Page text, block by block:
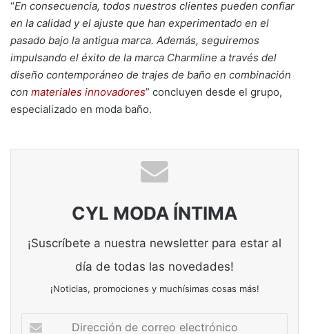
“En consecuencia, todos nuestros clientes pueden confiar
en la calidad y el ajuste que han experimentado en el
pasado bajo la antigua marca. Además, seguiremos
impulsando el éxito de la marca Charmline a través del
diseño contemporáneo de trajes de baño en combinación
con materiales innovadores” concluyen desde el grupo,
especializado en moda baño.
CYL MODA ÍNTIMA
¡Suscríbete a nuestra newsletter para estar al
día de todas las novedades!
¡Noticias, promociones y muchísimas cosas más!